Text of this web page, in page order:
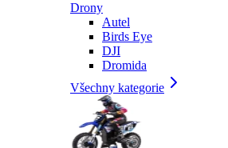
Drony
Autel
Birds Eye
DJI
Dromida
Všechny kategorie